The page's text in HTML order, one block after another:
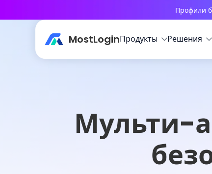
Профили
MostLoginПродукты Решения
Мульти-